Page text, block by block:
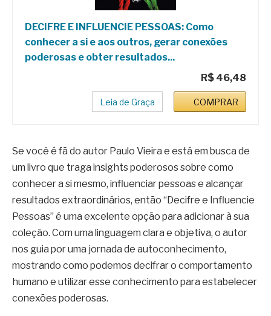
DECIFRE E INFLUENCIE PESSOAS: Como
conhecer a si e aos outros, gerar conexões
poderosas e obter resultados...
R$ 46,48
Leia de Graça COMPRAR
Se você é fã do autor Paulo Vieira e está em busca de
um livro que traga insights poderosos sobre como
conhecer a si mesmo, influenciar pessoas e alcançar
resultados extraordinários, então “Decifre e Influencie
Pessoas” é uma excelente opção para adicionar à sua
coleção. Com uma linguagem clara e objetiva, o autor
nos guia por uma jornada de autoconhecimento,
mostrando como podemos decifrar o comportamento
humano e utilizar esse conhecimento para estabelecer
conexões poderosas.